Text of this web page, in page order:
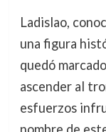
Ladislao,
una figura
quedó
ascender al
esfuerzos